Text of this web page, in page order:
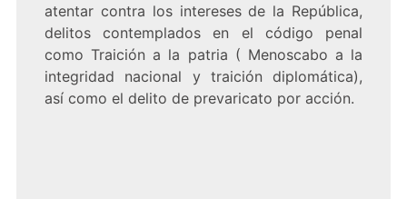
atentar contra los intereses de la República,
delitos contemplados en el código penal
como Traición a la patria ( Menoscabo a la
integridad nacional y traición diplomática),
así como el delito de prevaricato por acción.